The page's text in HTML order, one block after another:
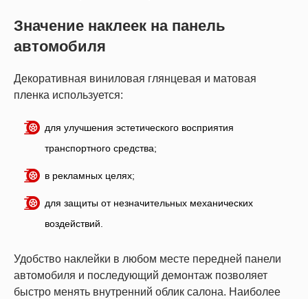
Значение наклеек на панель
автомобиля
Декоративная виниловая глянцевая и матовая
пленка используется:
для улучшения эстетического восприятия
транспортного средства;
в рекламных целях;
для защиты от незначительных механических
воздействий.
Удобство наклейки в любом месте передней панели
автомобиля и последующий демонтаж позволяет
быстро менять внутренний облик салона. Наиболее